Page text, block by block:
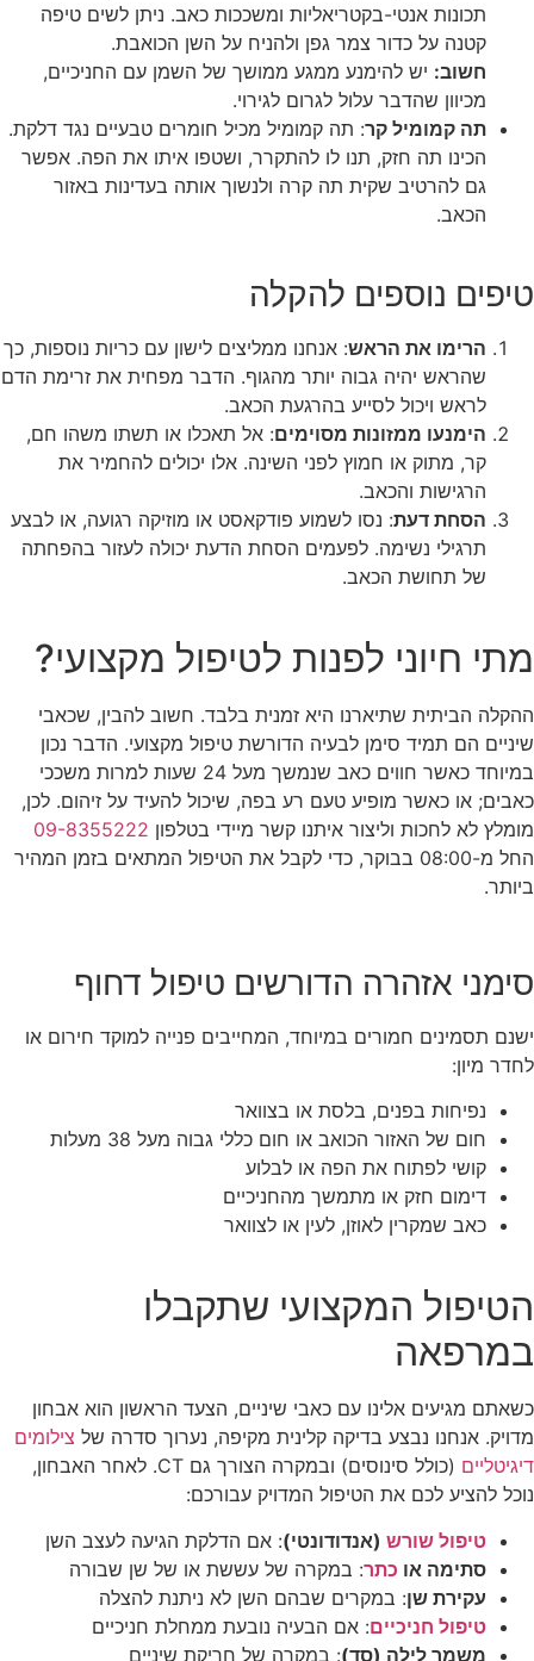
תכונות אנטי-בקטריאליות ומשככות כאב. ניתן לשים טיפה
קטנה על כדור צמר גפן ולהניח על השן הכואבת.
חשוב: יש להימנע ממגע ממושך של השמן עם החניכיים,
מכיוון שהדבר עלול לגרום לגירוי.
תה קמומיל קר: תה קמומיל מכיל חומרים טבעיים נגד דלקת.
הכינו תה חזק, תנו לו להתקרר, ושטפו איתו את הפה. אפשר
גם להרטיב שקית תה קרה ולנשוך אותה בעדינות באזור
הכאב.
טיפים נוספים להקלה
הרימו את הראש: אנחנו ממליצים לישון עם כריות נוספות, כך
שהראש יהיה גבוה יותר מהגוף. הדבר מפחית את זרימת הדם
לראש ויכול לסייע בהרגעת הכאב.
הימנעו ממזונות מסוימים: אל תאכלו או תשתו משהו חם,
קר, מתוק או חמוץ לפני השינה. אלו יכולים להחמיר את
הרגישות והכאב.
הסחת דעת: נסו לשמוע פודקאסט או מוזיקה רגועה, או לבצע
תרגילי נשימה. לפעמים הסחת הדעת יכולה לעזור בהפחתה
של תחושת הכאב.
מתי חיוני לפנות לטיפול מקצועי?
ההקלה הביתית שתיארנו היא זמנית בלבד. חשוב להבין, שכאבי
שיניים הם תמיד סימן לבעיה הדורשת טיפול מקצועי. הדבר נכון
במיוחד כאשר חווים כאב שנמשך מעל 24 שעות למרות משככי
כאבים; או כאשר מופיע טעם רע בפה, שיכול להעיד על זיהום. לכן,
מומלץ לא לחכות וליצור איתנו קשר מיידי בטלפון 09-8355222
החל מ-08:00 בבוקר, כדי לקבל את הטיפול המתאים בזמן המהיר
ביותר.
סימני אזהרה הדורשים טיפול דחוף
ישנם תסמינים חמורים במיוחד, המחייבים פנייה למוקד חירום או
לחדר מיון:
נפיחות בפנים, בלסת או בצוואר
חום של האזור הכואב או חום כללי גבוה מעל 38 מעלות
קושי לפתוח את הפה או לבלוע
דימום חזק או מתמשך מהחניכיים
כאב שמקרין לאוזן, לעין או לצוואר
הטיפול המקצועי שתקבלו
במרפאה
כשאתם מגיעים אלינו עם כאבי שיניים, הצעד הראשון הוא אבחון
מדויק. אנחנו נבצע בדיקה קלינית מקיפה, נערוך סדרה של צילומים
דיגיטליים
(כולל סינוסים) ובמקרה הצורך גם CT. לאחר האבחון,
נוכל להציע לכם את הטיפול המדויק עבורכם:
טיפול שורש (אנדודונטי): אם הדלקת הגיעה לעצב השן
סתימה או כתר: במקרה של עששת או של שן שבורה
עקירת שן: במקרים שבהם השן לא ניתנת להצלה
טיפול חניכיים: אם הבעיה נובעת ממחלת חניכיים
משמר לילה (סד): במקרה של חריקת שיניים